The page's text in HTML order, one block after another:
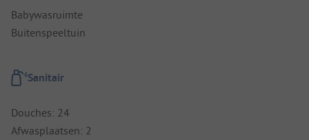
Babywasruimte
Buitenspeeltuin
Sanitair
Douches: 24
Afwasplaatsen: 2